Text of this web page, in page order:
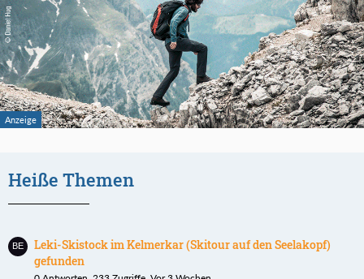
Heiße Themen
Leki-Skistock im Kelmerkar (Skitour auf den Seelakopf)
gefunden